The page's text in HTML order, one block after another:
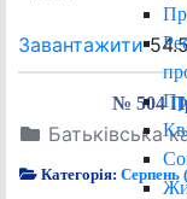
Завантажити
№ 504
Батьківська
Категорія:Серпень